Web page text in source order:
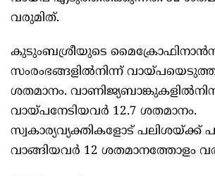
വരുമിത്.
കുടുംബശ്രീയുടെ
സംരംഭങ്ങളില്‍നിന്ന്
ശതമാനം.
വായ്പനേടിയവർ 12.7 ശതമാനം.
സ്വകാര്യവ്യക്തികളോട് പലിശയ്ക്ക്
വാങ്ങിയവർ 12 ശതമാനത്തോളം